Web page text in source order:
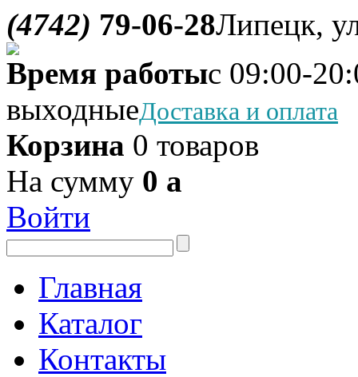
(4742) 79-06-28Липецк,
Время работыс 09:00-
выходныеДоставка и оплата
Корзина 0 товаров
На сумму 0 a
Войти
Главная
Каталог
Контакты